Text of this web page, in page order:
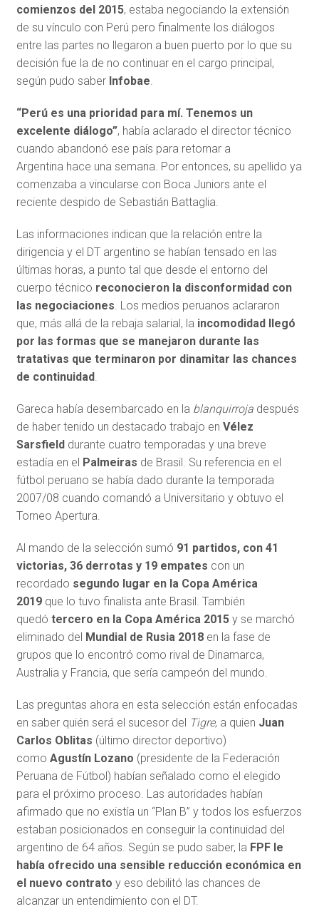
comienzos del 2015, estaba negociando la extensión
de su vínculo con Perú pero finalmente los diálogos
entre las partes no llegaron a buen puerto por lo que su
decisión fue la de no continuar en el cargo principal,
según pudo saber Infobae.
“Perú es una prioridad para mí. Tenemos un
excelente diálogo”, había aclarado el director técnico
cuando abandonó ese país para retornar a
Argentina hace una semana. Por entonces, su apellido ya
comenzaba a vincularse con Boca Juniors ante el
reciente despido de Sebastián Battaglia.
Las informaciones indican que la relación entre la
dirigencia y el DT argentino se habían tensado en las
últimas horas, a punto tal que desde el entorno del
cuerpo técnico reconocieron la disconformidad con
las negociaciones. Los medios peruanos aclararon
que, más allá de la rebaja salarial, la incomodidad llegó
por las formas que se manejaron durante las
tratativas que terminaron por dinamitar las chances
de continuidad.
Gareca había desembarcado en la blanquirroja después
de haber tenido un destacado trabajo en Vélez
Sarsfield durante cuatro temporadas y una breve
estadía en el Palmeiras de Brasil. Su referencia en el
fútbol peruano se había dado durante la temporada
2007/08 cuando comandó a Universitario y obtuvo el
Torneo Apertura.
Al mando de la selección sumó 91 partidos, con 41
victorias, 36 derrotas y 19 empates con un
recordado segundo lugar en la Copa América
2019que lo tuvo finalista ante Brasil. También
quedó tercero en la Copa América 2015y se marchó
eliminado del Mundial de Rusia 2018en la fase de
grupos que lo encontró como rival de Dinamarca,
Australia y Francia, que sería campeón del mundo.
Las preguntas ahora en esta selección están enfocadas
en saber quién será el sucesor del Tigre, a quien Juan
Carlos Oblitas (último director deportivo)
como Agustín Lozano (presidente de la Federación
Peruana de Fútbol) habían señalado como el elegido
para el próximo proceso. Las autoridades habían
afirmado que no existía un “Plan B” y todos los esfuerzos
estaban posicionados en conseguir la continuidad del
argentino de 64 años. Según se pudo saber, la FPF le
había ofrecido una sensible reducción económica en
el nuevo contrato y eso debilitó las chances de
alcanzar un entendimiento con el DT.